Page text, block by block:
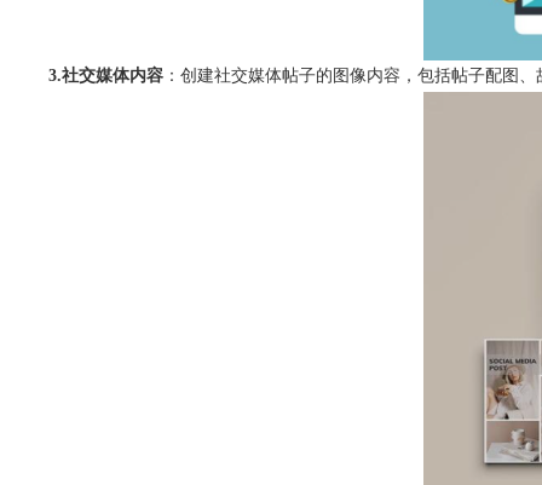
3.社交媒体内容 ：创建社交媒体帖子的图像内容，包括帖子配图